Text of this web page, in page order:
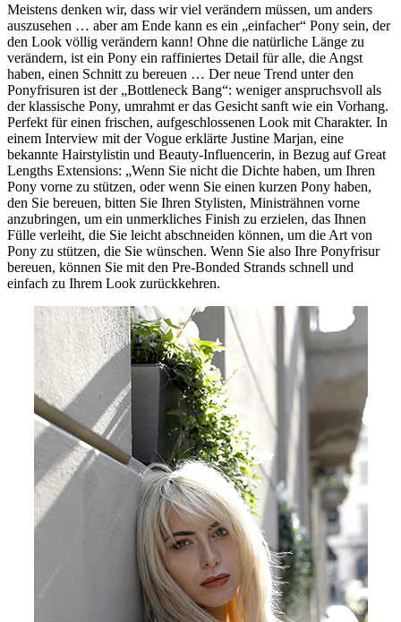
Meistens denken wir, dass wir viel verändern müssen, um anders
auszusehen … aber am Ende kann es ein „einfacher“ Pony sein, der
den Look völlig verändern kann! Ohne die natürliche Länge zu
verändern, ist ein Pony ein raffiniertes Detail für alle, die Angst
haben, einen Schnitt zu bereuen … Der neue Trend unter den
Ponyfrisuren ist der „Bottleneck Bang“: weniger anspruchsvoll als
der klassische Pony, umrahmt er das Gesicht sanft wie ein Vorhang.
Perfekt für einen frischen, aufgeschlossenen Look mit Charakter. In
einem Interview mit der Vogue erklärte Justine Marjan, eine
bekannte Hairstylistin und Beauty-Influencerin, in Bezug auf Great
Lengths Extensions: „Wenn Sie nicht die Dichte haben, um Ihren
Pony vorne zu stützen, oder wenn Sie einen kurzen Pony haben,
den Sie bereuen, bitten Sie Ihren Stylisten, Ministrähnen vorne
anzubringen, um ein unmerkliches Finish zu erzielen, das Ihnen
Fülle verleiht, die Sie leicht abschneiden können, um die Art von
Pony zu stützen, die Sie wünschen. Wenn Sie also Ihre Ponyfrisur
bereuen, können Sie mit den Pre-Bonded Strands schnell und
einfach zu Ihrem Look zurückkehren.